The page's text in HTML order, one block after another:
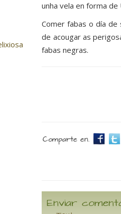
unha vela en forma
Comer fabas o día
de acougar as
fabas negras.
Comparte en.
Enviar